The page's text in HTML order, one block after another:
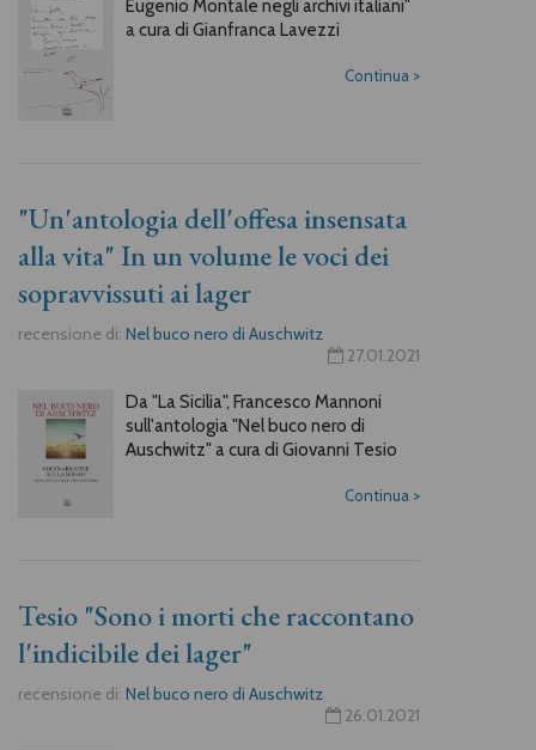
Eugenio Montale negli archivi italiani"
a cura di Gianfranca Lavezzi
Continua >
"Un'antologia dell'offesa insensata
alla vita" In un volume le voci dei
sopravvissuti ai lager
recensione di: Nel buco nero di Auschwitz
27.01.2021
Da "La Sicilia", Francesco Mannoni
sull'antologia "Nel buco nero di
Auschwitz" a cura di Giovanni Tesio
Continua >
Tesio "Sono i morti che raccontano
l'indicibile dei lager"
recensione di: Nel buco nero di Auschwitz
26.01.2021